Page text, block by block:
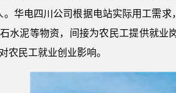
。华电四川公司根据电站实际用工需
水泥等物资，间接为农民工提供就业
农民工就业创业影响。